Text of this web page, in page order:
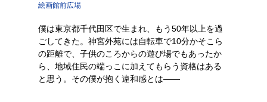
絵画館前広場
僕は東京都千代田区で生まれ、もう50年以上を過
ごしてきた。神宮外苑には自転車で10分かそこら
の距離で、子供のころからの遊び場でもあったか
ら、地域住民の端っこに加えてもらう資格はある
と思う。その僕が抱く違和感とは――